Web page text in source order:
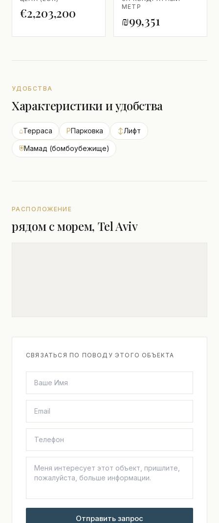
€2,203,200
МЕТР
₪99,351
УДОБСТВА
Характеристики и удобства
⌂Терраса PПарковка ↕Лифт
⛨Мамад (бомбоубежище)
РАСПОЛОЖЕНИЕ
рядом с морем, Tel Aviv
СВЯЗАТЬСЯ ПО ПОВОДУ ЭТОГО ОБЪЕКТА
Отправить запрос